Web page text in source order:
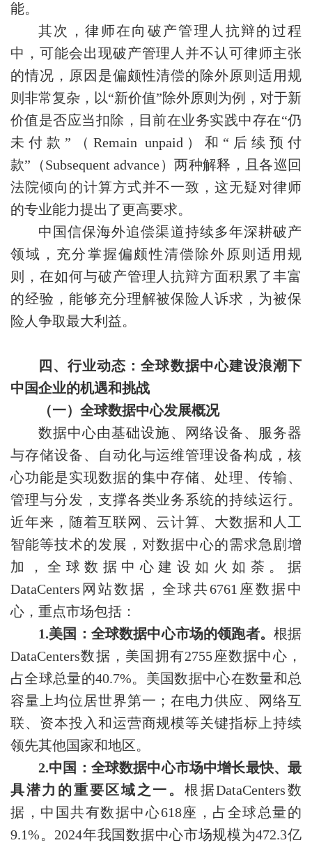
能。
其次，律师在向破产管理人抗辩的过程
中，可能会出现破产管理人并不认可律师主张
的情况，原因是偏颇性清偿的除外原则适用规
则非常复杂，以“新价值”除外原则为例，对于新
价值是否应当扣除，目前在业务实践中存在“仍
未付款”（Remain unpaid）和“后续预付
款”（Subsequent advance）两种解释，且各巡回
法院倾向的计算方式并不一致，这无疑对律师
的专业能力提出了更高要求。
中国信保海外追偿渠道持续多年深耕破产
领域，充分掌握偏颇性清偿除外原则适用规
则，在如何与破产管理人抗辩方面积累了丰富
的经验，能够充分理解被保险人诉求，为被保
险人争取最大利益。
四、行业动态：全球数据中心建设浪潮下
中国企业的机遇和挑战
（一）全球数据中心发展概况
数据中心由基础设施、网络设备、服务器
与存储设备、自动化与运维管理设备构成，核
心功能是实现数据的集中存储、处理、传输、
管理与分发，支撑各类业务系统的持续运行。
近年来，随着互联网、云计算、大数据和人工
智能等技术的发展，对数据中心的需求急剧增
加，全球数据中心建设如火如荼。据
DataCenters网站数据，全球共6761座数据中
心，重点市场包括：
1.美国：全球数据中心市场的领跑者。 根据
DataCenters数据，美国拥有2755座数据中心，
占全球总量的40.7%。美国数据中心在数量和总
容量上均位居世界第一；在电力供应、网络互
联、资本投入和运营商规模等关键指标上持续
领先其他国家和地区。
2.中国：全球数据中心市场中增长最快、最
具潜力的重要区域之一。 根据DataCenters数
据，中国共有数据中心618座，占全球总量的
9.1%。2024年我国数据中心市场规模为472.3亿